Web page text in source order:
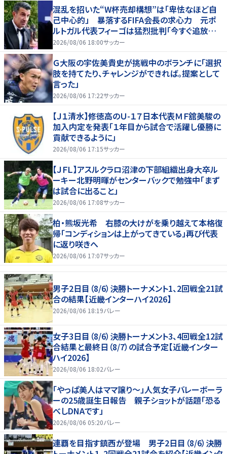
混乱を招いた“W杯売却構想”は「卑怯なほど自
己中心的」 暴落するFIFA会長の求心力 元ポ
ルトガル代表フィーゴは猛烈批判「今すぐ追放す
べきだ」
2026/08/06 18:00サッカー
Ｇ大阪の宇佐美貴史が挑戦中のボランチに「選択
肢を持てたり、チャレンジができれば。提案として
言った」
2026/08/06 17:22サッカー
【Ｊ１清水】修徳高のＵ-１７日本代表ＭＦ舘美駿の
加入内定を発表「１年目から試合で活躍し優勝に
貢献できるように」
2026/08/06 17:15サッカー
【ＪＦＬ】アスルクラロ沼津の下部組織出身大卒ル
ーキー北野明暉がセンターバックで勉強中「まず
は試合に出ること」
2026/08/06 17:08サッカー
柏・熊坂光希 右膝の大けがを乗り越えて本格復
帰「コンディションは上がってきている」再び代表
に返り咲きへ
2026/08/06 17:07サッカー
男子2日目（8/6）決勝トーナメント1、2回戦全21試
合の結果【近畿インターハイ2026】
2026/08/06 18:19バレー
女子3日目（8/6）決勝トーナメント3、4回戦全12試
合結果と最終日（8/7）の試合予定【近畿インター
ハイ2026】
2026/08/06 18:02バレー
「やっぱ美人はママ譲り～」人気女子バレーボーラ
ーの25歳誕生日報告 親子ショットが話題「恐る
べしDNAです」
2026/08/06 05:20バレー
連覇を目指す鎮西が登場 男子2日目（8/6）決勝